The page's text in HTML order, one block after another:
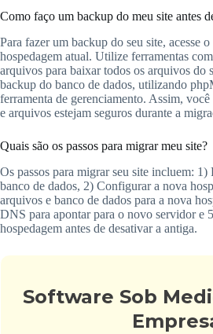
Como faço um backup do meu site antes
Para fazer um backup do seu site, acesse
hospedagem atual. Utilize ferramentas
arquivos para baixar todos os arquivos do
backup do banco de dados, utilizando
ferramenta de gerenciamento. Assim,
e arquivos estejam seguros durante a
Quais são os passos para migrar meu site?
Os passos para migrar seu site incluem:
banco de dados, 2) Configurar a nova
arquivos e banco de dados para a nova
DNS para apontar para o novo servidor e
hospedagem antes de desativar a antiga.
Software Sob